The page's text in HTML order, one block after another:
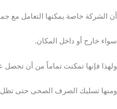
أن الشركة خاصة يمكنها التعامل مع
سواء خارج أو داخل المكان.
ولهذا فإنها تمكنت تماماً من أن
ومنها تسليك الصرف الصحى حتى تظل